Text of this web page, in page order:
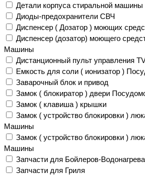
Детали корпуса стиральной машины
Диоды-предохранители СВЧ
Диспенсер ( Дозатор ) моющих
Диспенсер (дозатор) моющего
Машины
Дистанционный пульт управления
Емкость для соли ( ионизатор )
Заварочный блок и привод
Замок ( блокиратор ) двери
Замок ( клавиша ) крышки
Замок ( устройство блокировки )
Машины
Замок ( устройство блокировки )
Машины
Запчасти для Бойлеров-
Запчасти для Гриля